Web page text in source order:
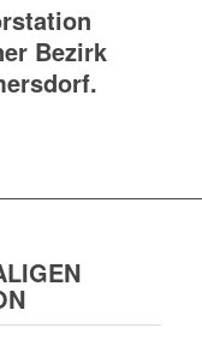
Bezirk